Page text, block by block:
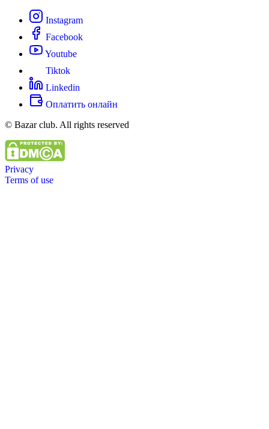
Instagram
Facebook
Youtube
Tiktok
Linkedin
Оплатить онлайн
© Bazar club. All rights reserved
Privacy
Terms of use